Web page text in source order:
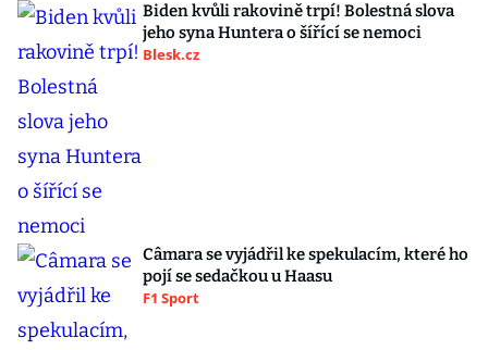
Biden kvůli rakovině trpí! Bolestná slova
jeho syna Huntera o šířící se nemoci
Blesk.cz
Câmara se vyjádřil ke spekulacím, které ho
pojí se sedačkou u Haasu
F1 Sport